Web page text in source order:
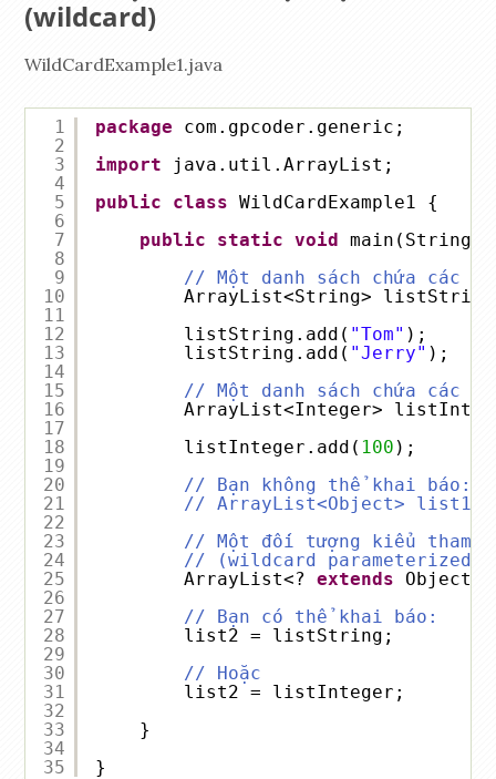
(wildcard)
WildCardExample1.java
1
2
3
4
5
6
7
8
9
10
11
12
13
14
15
16
17
18
19
20
21
22
23
24
25
26
27
28
29
30
31
32
33
34
35
package
com.gpcoder.generic;
import
java.util.ArrayList;
public
class WildCardExample1 {
public
static void
// Một danh sách chứa các
ArrayList<String>
listString.add( "Tom" );
listString.add( "Jerry" );
// Một danh sách chứa các
ArrayList<Integer>
listInteger.add( 100 );
// Bạn không thể khai báo:
// ArrayList<Object> list1
// Một đối tượng kiểu tham
// (wildcard parameterized
ArrayList<? extends
// Bạn có thể khai báo:
list2 = listString;
// Hoặc
list2 = listInteger;
}
}